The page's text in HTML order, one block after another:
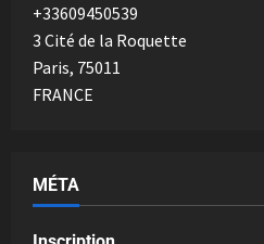
+33609450539
3 Cité de la Roquette
Paris, 75011
FRANCE
MÉTA